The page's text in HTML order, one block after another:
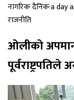
नागरिक दैनिक·a day
राजनीति
ओलीको